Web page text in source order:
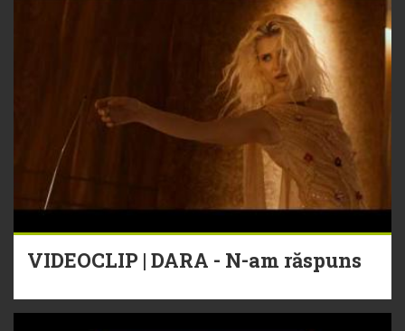
VIDEOCLIP | DARA - N-am răspuns